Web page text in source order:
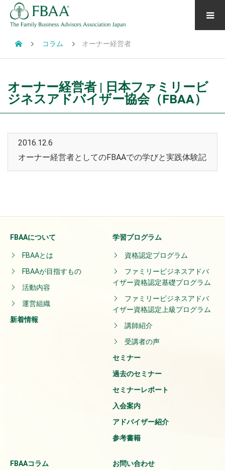
コラム オーナー経営者
オーナー経営者 | 日本ファミリービ
ジネスアドバイザー協会（FBAA）
2016.12.6
オーナー経営者としてのFBAAでの学びと実践体験記
FBAAについて
FBAAとは
FBAAが目指すもの
活動内容
運営組織
新着情報
学習プログラム
資格認定プログラム
ファミリービジネスアドバ
イザー資格認定基礎プログラム
ファミリービジネスアドバ
イザー資格認定上級プログラム
講師紹介
受講者の声
セミナー
過去のセミナー
セミナーレポート
入会案内
アドバイザー紹介
参考書籍
FBAAコラム
お問い合わせ